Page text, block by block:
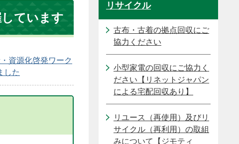
ています
資源化啓発ワーク
した
リサイクル
古布・古着の拠点回収にご
協力ください
小型家電の回収にご協力く
ださい【リネットジャパン
による宅配回収あり】
リユース（再使用）及びリ
サイクル（再利用）の取組
みについて【ジモティ